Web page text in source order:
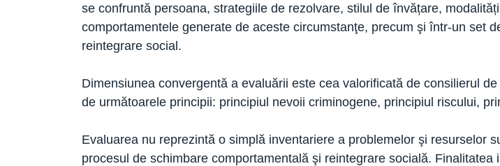
se confruntă persoana, strategiile de rezolvare, stilul de învățare,
comportamentele generate de aceste circumstanţe, precum şi într-un set
reintegrare social.
Dimensiunea convergentă a evaluării este cea valorificată de consilierul
de următoarele principii: principiul nevoii criminogene, principiul riscului,
Evaluarea nu reprezintă o simplă inventariere a problemelor şi resurselor
procesul de schimbare comportamentală şi reintegrare socială.